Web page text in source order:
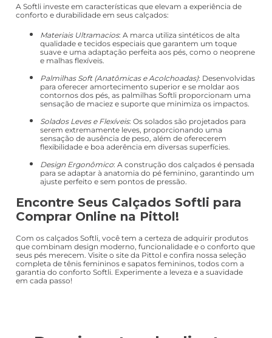
A Softli investe em características que elevam a experiência de
conforto e durabilidade em seus calçados:
Materiais Ultramacios: A marca utiliza sintéticos de alta
qualidade e tecidos especiais que garantem um toque
suave e uma adaptação perfeita aos pés, como o neoprene
e malhas flexíveis.
Palmilhas Soft (Anatômicas e Acolchoadas): Desenvolvidas
para oferecer amortecimento superior e se moldar aos
contornos dos pés, as palmilhas Softli proporcionam uma
sensação de maciez e suporte que minimiza os impactos.
Solados Leves e Flexíveis: Os solados são projetados para
serem extremamente leves, proporcionando uma
sensação de ausência de peso, além de oferecerem
flexibilidade e boa aderência em diversas superfícies.
Design Ergonômico: A construção dos calçados é pensada
para se adaptar à anatomia do pé feminino, garantindo um
ajuste perfeito e sem pontos de pressão.
Encontre Seus Calçados Softli para
Comprar Online na Pittol!
Com os calçados Softli, você tem a certeza de adquirir produtos
que combinam design moderno, funcionalidade e o conforto que
seus pés merecem. Visite o site da Pittol e confira nossa seleção
completa de tênis femininos e sapatos femininos, todos com a
garantia do conforto Softli. Experimente a leveza e a suavidade
em cada passo!